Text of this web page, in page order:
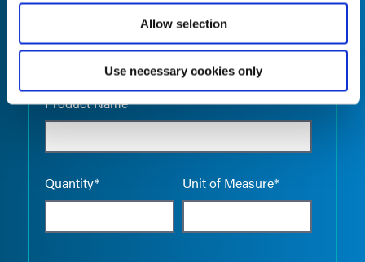
Allow selection
Use necessary cookies only
Product Name*
Quantity* Unit of Measure*
Empty